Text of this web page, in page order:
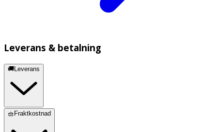
Leverans & betalning
🚚Leverans
🧺Fraktkostnad